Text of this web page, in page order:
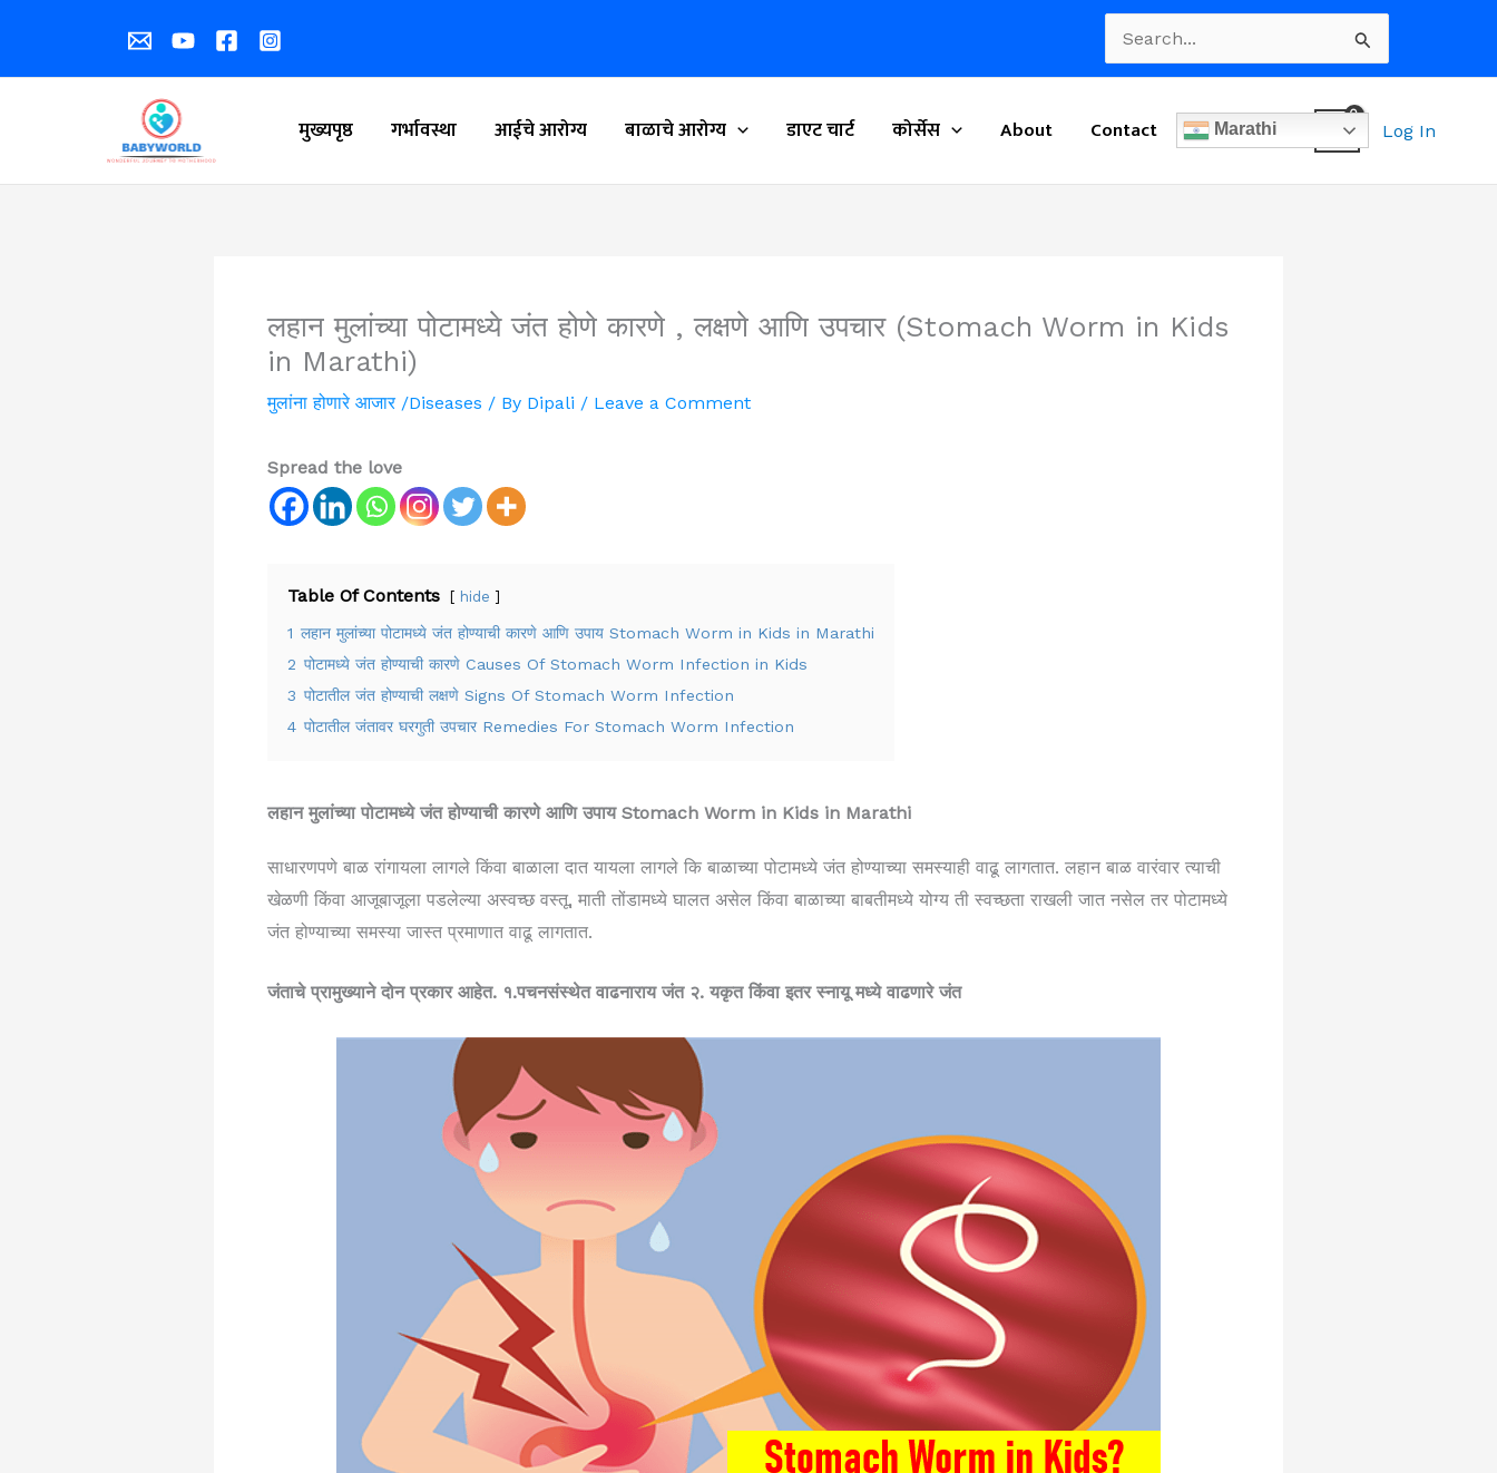
content
Search
for:
मुख्यपृष्ठ गर्भावस्था आईचे आरोग्य बाळाचे आरोग्य डाएट चार्ट कोर्सेस About Contact Marathi Log In
लहान मुलांच्या पोटामध्ये जंत होणे कारणे , लक्षणे आणि उपचार (Stomach Worm in Kids
in Marathi)
मुलांना होणारे आजार /Diseases / By Dipali / Leave a Comment
Spread the love
Table Of Contents hide
1 लहान मुलांच्या पोटामध्ये जंत होण्याची कारणे आणि उपाय Stomach Worm in Kids in Marathi
2 पोटामध्ये जंत होण्याची कारणे Causes Of Stomach Worm Infection in Kids
3 पोटातील जंत होण्याची लक्षणे Signs Of Stomach Worm Infection
4 पोटातील जंतावर घरगुती उपचार Remedies For Stomach Worm Infection
लहान मुलांच्या पोटामध्ये जंत होण्याची कारणे आणि उपाय Stomach Worm in Kids in Marathi
साधारणपणे बाळ रांगायला लागले किंवा बाळाला दात यायला लागले कि बाळाच्या पोटामध्ये जंत होण्याच्या समस्याही वाढू लागतात. लहान बाळ वारंवार त्याची
खेळणी किंवा आजूबाजूला पडलेल्या अस्वच्छ वस्तू, माती तोंडामध्ये घालत असेल किंवा बाळाच्या बाबतीमध्ये योग्य ती स्वच्छता राखली जात नसेल तर पोटामध्ये
जंत होण्याच्या समस्या जास्त प्रमाणात वाढू लागतात.
जंताचे प्रामुख्याने दोन प्रकार आहेत. १.पचनसंस्थेत वाढनाराय जंत २. यकृत किंवा इतर स्नायू मध्ये वाढणारे जंत